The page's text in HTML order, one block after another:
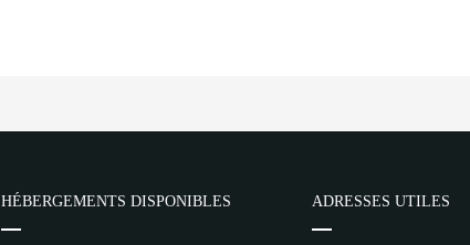
HÉBERGEMENTS DISPONIBLES ADRESSES UTILES